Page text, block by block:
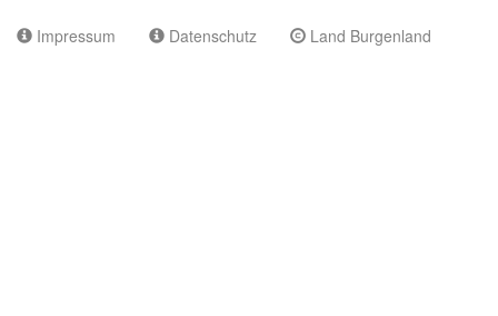
Impressum Datenschutz Land Burgenland